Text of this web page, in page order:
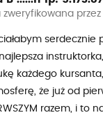
zweryfikowana
serdecznie
najlepsza
każdego
że już od
razem, i to